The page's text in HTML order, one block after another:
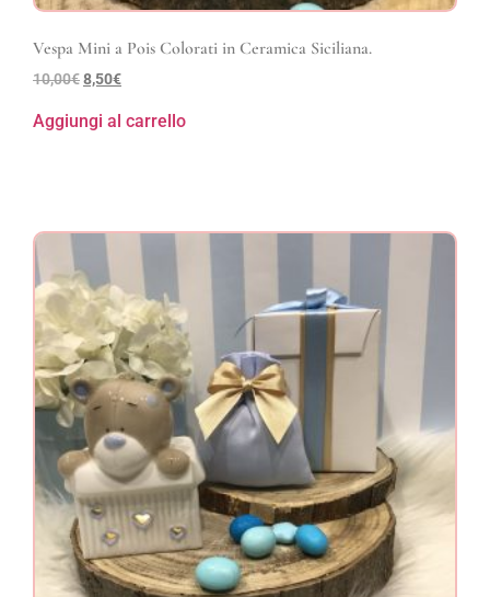
Vespa Mini a Pois Colorati in Ceramica Siciliana.
10,00€8,50€
Aggiungi al carrello